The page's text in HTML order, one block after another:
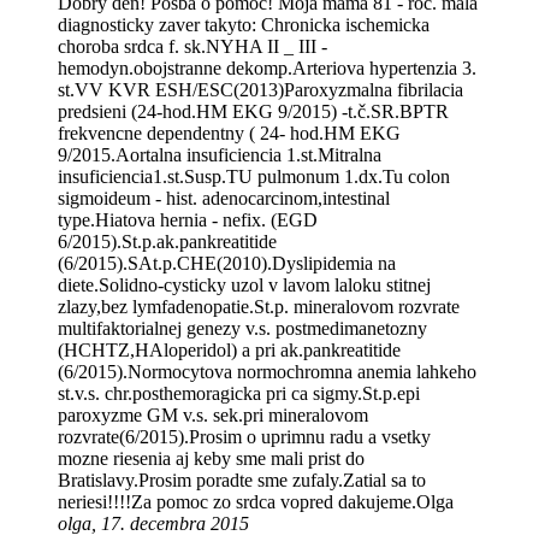
diagnosticky zaver takyto: Chronicka ischemicka
choroba srdca f. sk.NYHA II _ III -
hemodyn.obojstranne dekomp.Arteriova hypertenzia 3.
st.VV KVR ESH/ESC(2013)Paroxyzmalna fibrilacia
predsieni (24-hod.HM EKG 9/2015) -t.č.SR.BPTR
frekvencne dependentny ( 24- hod.HM EKG
9/2015.Aortalna insuficiencia 1.st.Mitralna
insuficiencia1.st.Susp.TU pulmonum 1.dx.Tu colon
sigmoideum - hist. adenocarcinom,intestinal
type.Hiatova hernia - nefix. (EGD
6/2015).St.p.ak.pankreatitide
(6/2015).SAt.p.CHE(2010).Dyslipidemia na
diete.Solidno-cysticky uzol v lavom laloku stitnej
zlazy,bez lymfadenopatie.St.p. mineralovom rozvrate
multifaktorialnej genezy v.s. postmedimanetozny
(HCHTZ,HAloperidol) a pri ak.pankreatitide
(6/2015).Normocytova normochromna anemia lahkeho
st.v.s. chr.posthemoragicka pri ca sigmy.St.p.epi
paroxyzme GM v.s. sek.pri mineralovom
rozvrate(6/2015).Prosim o uprimnu radu a vsetky
mozne riesenia aj keby sme mali prist do
Bratislavy.Prosim poradte sme zufaly.Zatial sa to
neriesi!!!!Za pomoc zo srdca vopred dakujeme.Olga
olga, 17. decembra 2015